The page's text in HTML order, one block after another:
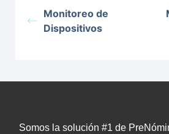
Monitoreo de
Dispositivos
Somos la solución #1 de